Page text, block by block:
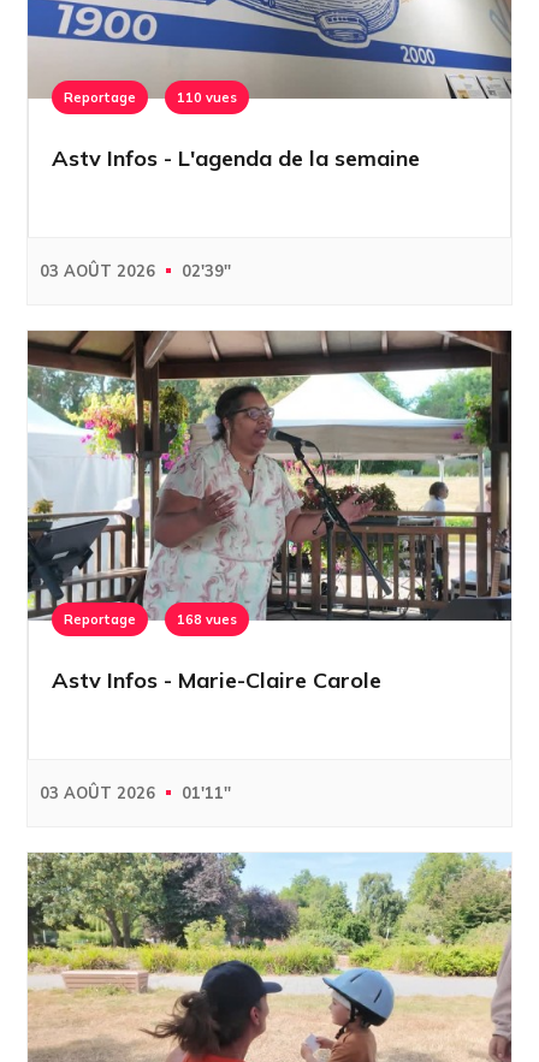
Reportage 110 vues
Astv Infos - L'agenda de la semaine
03 AOÛT 2026 02'39''
Reportage 168 vues
Astv Infos - Marie-Claire Carole
03 AOÛT 2026 01'11''